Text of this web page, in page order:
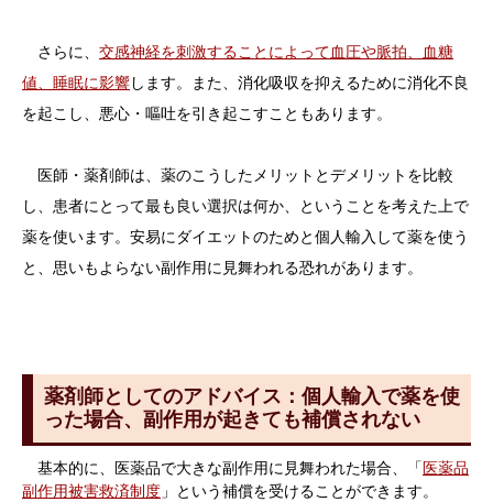
さらに、 交感神経を刺激することによって血圧や脈拍、血糖
値、睡眠に影響します。また、消化吸収を抑えるために消化不良
を起こし、悪心・嘔吐を引き起こすこともあります。
医師・薬剤師は、薬のこうしたメリットとデメリットを比較
し、患者にとって最も良い選択は何か、ということを考えた上で
薬を使います。安易にダイエットのためと個人輸入して薬を使う
と、思いもよらない副作用に見舞われる恐れがあります。
薬剤師としてのアドバイス：個人輸入で薬を使
った場合、副作用が起きても補償されない
基本的に、医薬品で大きな副作用に見舞われた場合、「医薬品
副作用被害救済制度 」という補償を受けることができます。